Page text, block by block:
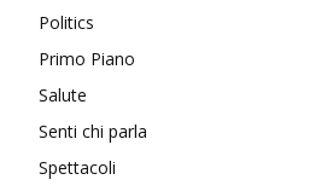
Politics
Primo Piano
Salute
Senti chi parla
Spettacoli